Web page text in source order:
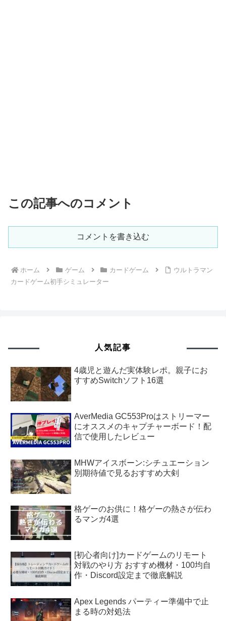
この記事へのコメント
コメントを書き込む
ホーム ゲーム カードゲーム
ウルトラマン
カードゲーム初手シミュレーター
人気記事
4歳児と遊んだ実体験レポ。親子にお
すすめSwitchソフト16選
AverMedia GC553Proはストリーマー
にオススメのキャプチャーボード！配
信で使用したレビュー
MHWアイスボーン:シチュエーション
別期待値で見るおすすめ大剣
格ゲーのお供に！格ゲーの熱さが伝わ
るマンガ4選
[初心者向け]カードゲームのリモート
対戦のやり方 おすすめ機材・100均自
作・Discord設定まで徹底解説
Apex Legends パーティー準備中で止
まる時の対処法